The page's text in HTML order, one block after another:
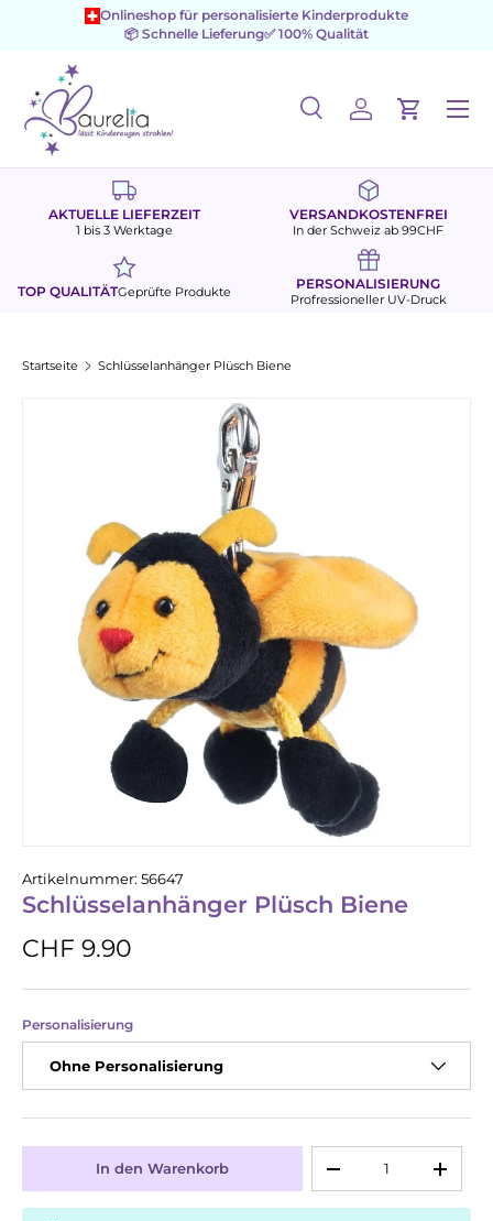
Direkt zum Inhalt
Onlineshop für personalisierte Kinderprodukte
📦 Schnelle Lieferung✅ 100% Qualität
Suchen
SucheEinloggen
Menü
AKTUELLE LIEFERZEIT
1 bis 3 Werktage
VERSANDKOSTENFREI
In der Schweiz ab 99CHF
TOP QUALITÄTGeprüfte Produkte PERSONALISIERUNG
Profressioneller UV-Druck
Startseite Schlüsselanhänger Plüsch Biene
Artikelnummer: 56647
Schlüsselanhänger Plüsch Biene
CHF 9.90
Personalisierung
Ohne Personalisierung
-
+
In den Warenkorb